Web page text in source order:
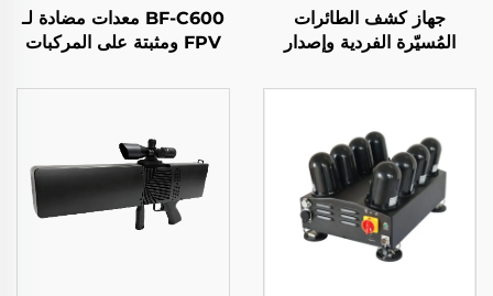
جهاز كشف الطائرات
المُسيّرة الفردية وإصدار
BF-C600 معدات مضادة لـ
FPV ومثبتة على المركبات